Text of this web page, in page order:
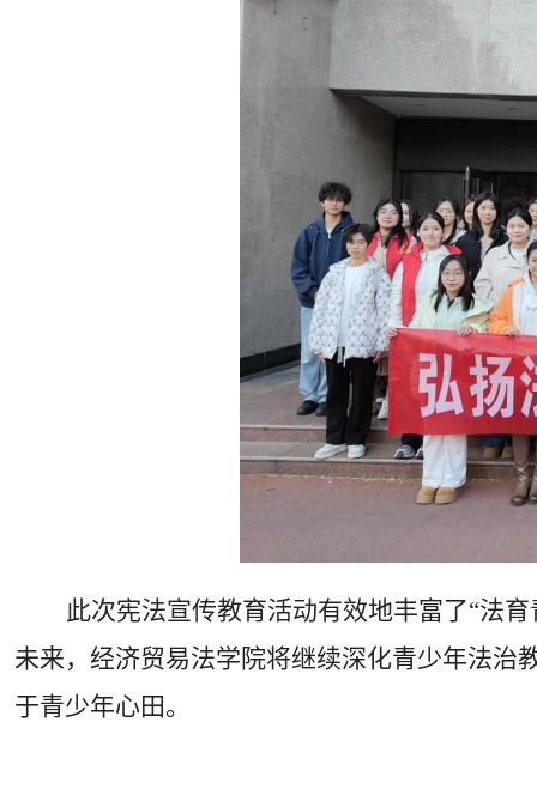
此次宪法宣传教育活动有效地丰富了“法
未来，经济贸易法学院将继续深化青少年法治
于青少年心田。